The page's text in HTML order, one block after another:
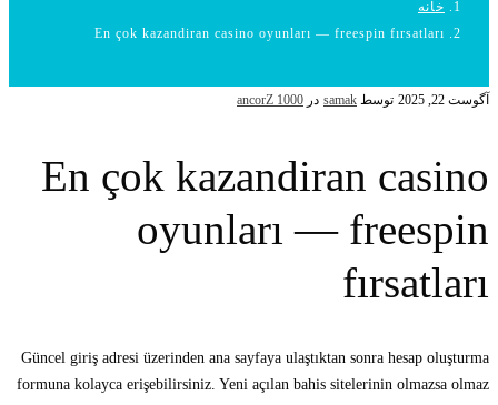
خانه
En çok kazandiran casino oyunları — freespin fırsatları
آگوست 22, 2025 توسط samak در ancorZ 1000
En çok kazandiran casino
oyunları — freespin
fırsatları
Güncel giriş adresi üzerinden ana sayfaya ulaştıktan sonra hesap oluşturma
formuna kolayca erişebilirsiniz. Yeni açılan bahis sitelerinin olmazsa olmaz